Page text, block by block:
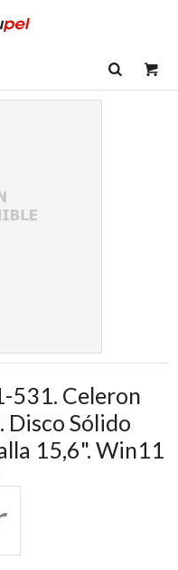
531. Celeron
Disco Sólido
15,6". Win11